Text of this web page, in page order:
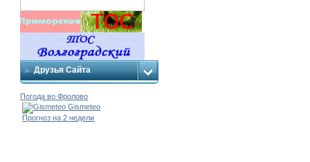
Друзья Сайта
Погода во Фролово
Gismeteo
Прогноз на 2 недели